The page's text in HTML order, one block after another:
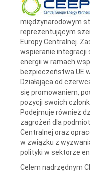
międzynarodowym
reprezentującym
Europy Centralnej.
wspieranie integracji
energii w ramach
bezpieczeństwa UE
Działająca od
się promowaniem,
pozycji swoich
Podejmuje również
zagrożeń dla
Centralnej oraz
w związku z
polityki w sektorze
Celem nadrzędnym